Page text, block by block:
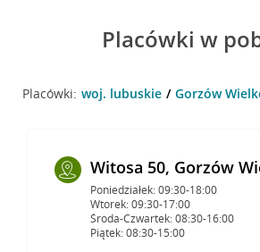
Placówki w
Placówki: woj. lubuskie Gorzów
Witosa 50, Gorzów
Poniedziałek: 09:30-18:00
Wtorek: 09:30-17:00
Środa-Czwartek: 08:30-16:00
Piątek: 08:30-15:00